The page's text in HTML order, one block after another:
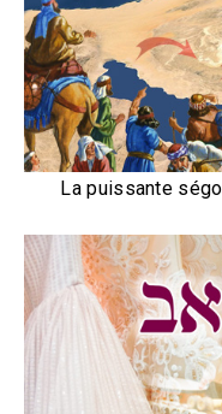
La puissante